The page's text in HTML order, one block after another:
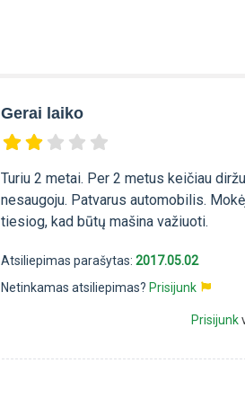
Gerai laiko
Turiu 2 metai. Per 2 metus keičiau
nesaugoju. Patvarus automobilis.
tiesiog, kad būtų mašina važiuoti.
Atsiliepimas parašytas:2017.05.02
Netinkamas atsiliepimas? Prisijunk
Prisijunk